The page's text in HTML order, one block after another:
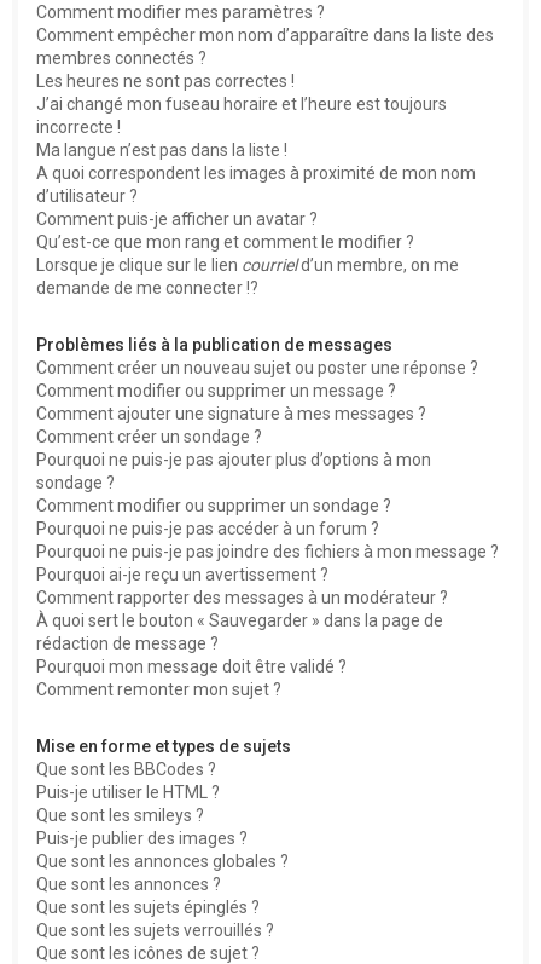
Comment modifier mes paramètres ?
Comment empêcher mon nom d’apparaître dans la liste des
membres connectés ?
Les heures ne sont pas correctes !
J’ai changé mon fuseau horaire et l’heure est toujours
incorrecte !
Ma langue n’est pas dans la liste !
A quoi correspondent les images à proximité de mon nom
d’utilisateur ?
Comment puis-je afficher un avatar ?
Qu’est-ce que mon rang et comment le modifier ?
Lorsque je clique sur le lien courrield’un membre, on me
demande de me connecter !?
Problèmes liés à la publication de messages
Comment créer un nouveau sujet ou poster une réponse ?
Comment modifier ou supprimer un message ?
Comment ajouter une signature à mes messages ?
Comment créer un sondage ?
Pourquoi ne puis-je pas ajouter plus d’options à mon
sondage ?
Comment modifier ou supprimer un sondage ?
Pourquoi ne puis-je pas accéder à un forum ?
Pourquoi ne puis-je pas joindre des fichiers à mon message ?
Pourquoi ai-je reçu un avertissement ?
Comment rapporter des messages à un modérateur ?
À quoi sert le bouton « Sauvegarder » dans la page de
rédaction de message ?
Pourquoi mon message doit être validé ?
Comment remonter mon sujet ?
Mise en forme et types de sujets
Que sont les BBCodes ?
Puis-je utiliser le HTML ?
Que sont les smileys ?
Puis-je publier des images ?
Que sont les annonces globales ?
Que sont les annonces ?
Que sont les sujets épinglés ?
Que sont les sujets verrouillés ?
Que sont les icônes de sujet ?